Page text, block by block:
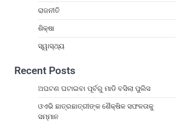
ରାଜନୀତି
ଶିକ୍ଷା
ସ୍ୱାସ୍ଥ୍ୟ
Recent Posts
ଅଘଟଣ ଘଟାଇବା ପୂର୍ବରୁ ମାଡି ବସିଲା ପୁଲିସ
ଓଏଭି ଛାତ୍ରଛାତ୍ରୀଙ୍କ ଶୈକ୍ଷିକ ସଫଳତାକୁ
ସମ୍ମାନ